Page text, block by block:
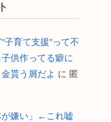
子育て支援"って不
供作ってる癖に
貰う屑だよ に 匿
が嫌い」←これ嘘